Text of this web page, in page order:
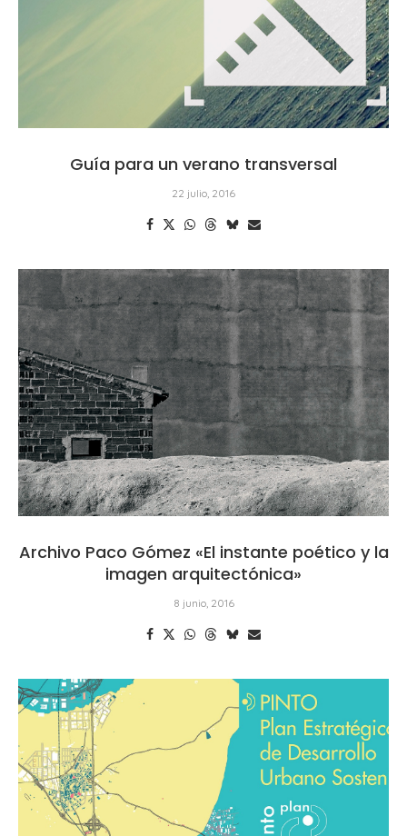
Guía para un verano transversal
22 julio, 2016
Archivo Paco Gómez «El instante poético y la
imagen arquitectónica»
8 junio, 2016